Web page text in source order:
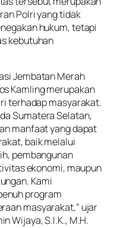
Polri yang tidak
hukum, tetapi
kebutuhan
Jembatan Merah
Kamling merupakan
terhadap masyarakat.
Sumatera Selatan,
manfaat yang dapat
baik melalui
pembangunan
ekonomi, maupun
Kami
program
masyarakat,” ujar
Wijaya, S.I.K., M.H.